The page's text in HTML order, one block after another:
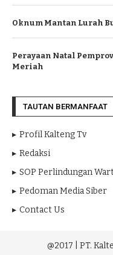
Oknum Mantan Lurah
Perayaan Natal
Meriah
TAUTAN BERMANFAAT
Profil Kalteng Tv
Redaksi
SOP Perlindungan
Pedoman Media Siber
Contact Us
@2017 | PT.